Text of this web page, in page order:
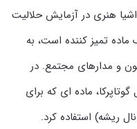
هنری در آزمایش حلالیت
تمیز کننده است، به
و مدارهای مجتمع. در
ماده ای که برای
ریشه) استفاده کرد.